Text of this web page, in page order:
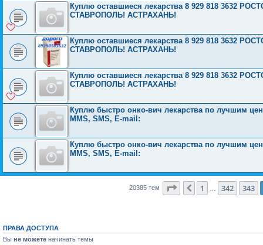
Куплю оставшиеся лекарства 8 929 818 3632
СТАВРОПОЛЬ! АСТРАХАНЬ!
Куплю оставшиеся лекарства 8 929 818 3632
СТАВРОПОЛЬ! АСТРАХАНЬ!
Куплю оставшиеся лекарства 8 929 818 3632
СТАВРОПОЛЬ! АСТРАХАНЬ!
Куплю быстро онко-вич лекарства по лучшим
MMS, SMS, E-mail:
Куплю быстро онко-вич лекарства по лучшим
MMS, SMS, E-mail:
20385 тем Страница 344из 816
Пред.
1 342 343
ПРАВА ДОСТУПА
Вы не можете начинать темы